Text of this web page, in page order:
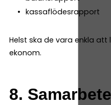
kassaflödesrapport
Helst ska de vara enkla
ekonom.
8.